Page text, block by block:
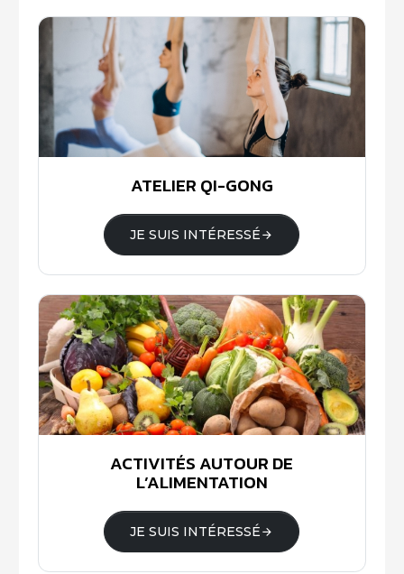
ATELIER QI-GONG
JE SUIS INTÉRESSÉ
ACTIVITÉS AUTOUR DE
L’ALIMENTATION
JE SUIS INTÉRESSÉ